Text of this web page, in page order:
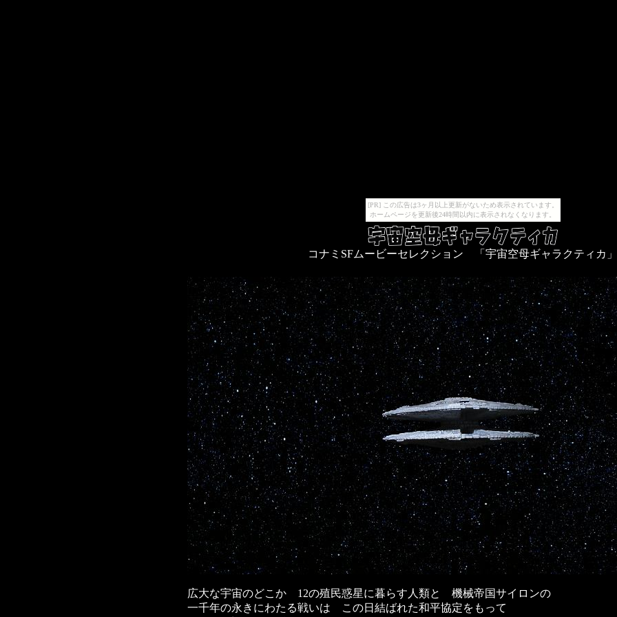
[PR] この広告は3ヶ月以上更新がないため表示されています。
ホームページを更新後24時間以内に表示されなくなります。
コナミSFムービーセレクション 「宇宙空母ギャラクティカ」
広大な宇宙のどこか 12の殖民惑星に暮らす人類と 機械帝国サイロンの
一千年の永きにわたる戦いは この日結ばれた和平協定をもって